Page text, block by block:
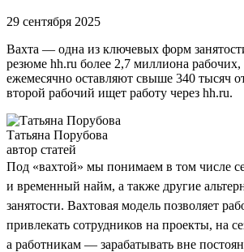
29 сентября 2025
Вахта — одна из ключевых форм
резюме hh.ru более 2,7 миллиона рабочих,
ежемесячно оставляют свыше 340 тысяч
второй рабочий ищет работу через hh.ru.
Татьяна Порубова
автор статей
Под «вахтой» мы понимаем в том числе
и временный найм, а также другие
занятости. Вахтовая модель позволяет
привлекать сотрудников на проекты, на
а работникам — зарабатывать вне